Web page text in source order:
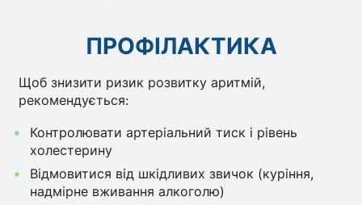
ПРОФІЛАКТИКА
Щоб знизити ризик розвитку аритмій,
рекомендується:
Контролювати артеріальний тиск і рівень
холестерину
Відмовитися від шкідливих звичок (куріння,
надмірне вживання алкоголю)